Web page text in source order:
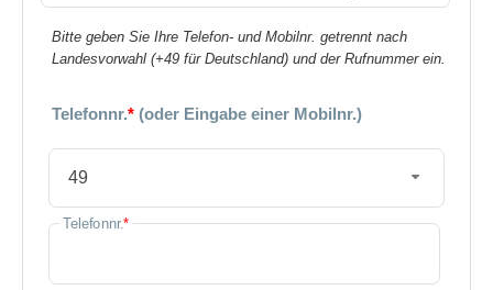
Bitte geben Sie Ihre Telefon- und Mobilnr. getrennt nach
Landesvorwahl (+49 für Deutschland) und der Rufnummer ein.
Telefonnr.* (oder Eingabe einer Mobilnr.)
49
Telefonnr.*